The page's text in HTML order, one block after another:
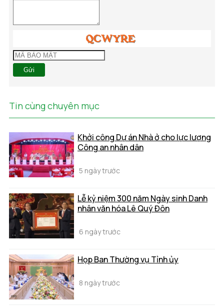
Gửi
Tin cùng chuyên mục
Khởi công Dự án Nhà ở cho lực lượng
Công an nhân dân
5 ngày trước
Lễ kỷ niệm 300 năm Ngày sinh Danh
nhân văn hóa Lê Quý Đôn
6 ngày trước
Họp Ban Thường vụ Tỉnh ủy
8 ngày trước